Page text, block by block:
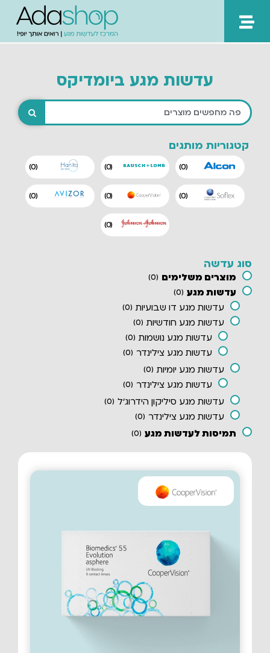
לתוכן
עדשות מגע ביומדיקס
קטגוריות מותגים
(
0
)
(
0
)
(
0
)
(
0
)
(
0
)
(
0
)
(
0
)
סוג עדשה
מוצרים משלימים (
0
)
עדשות מגע (
0
)
עדשות מגע דו שבועיות (
0
)
עדשות מגע חודשיות (
0
)
עדשות מגע נושמות (
0
)
עדשות מגע צילינדר (
0
)
עדשות מגע יומיות (
0
)
עדשות מגע צילינדר (
0
)
עדשות מגע סיליקון הידרוג'ל (
0
)
עדשות מגע צילינדר (
0
)
תמיסות לעדשות מגע (
0
)